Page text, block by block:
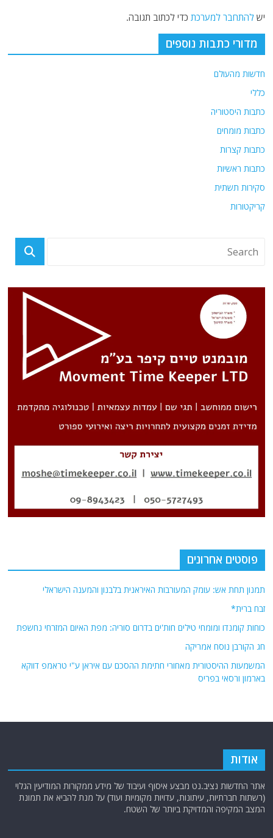
ישלהתחבר למערכת כדי לכתוב תגובה.
מדורי כתבות נוספים
חדשות מהעולם
כללי
כתבות היסטוריה
כתבות מומחים
כתבות קצרות
כתבות ראשיות
סקירות תשתית
קריקטורות
פוסטים אחרונים
תמנון תחת אש: עומק המעורבות האיראנית בלבנון והמענה הישראלי
זבח ברית*
כוחות קומנדו ומומחי טילים חות'ים בדרום סוריה: מפת האיום המזרחי נחשפת
חג הקורבן נוסח אמריקה
המשמעות ההיסטורית מאחורי חתימת ההסכם עם איראן ע"י טראמפ דווקא
בארמון ורסאי בפריס
אודות
אתר החדשות נציב.נט מבצע איסוף ועיבוד של מידע ממקורות המודיעין הגלוי
(רשתות חברתיות, עיתונות, עדויות מקומיות ועוד) על מנת להביא את תמונת
המצב המקיפה והמדויקת ביותר של השטח.